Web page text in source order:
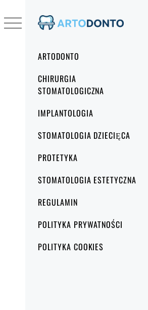
ARTODONTO
główneARTODONTO
CHIRURGIA
STOMATOLOGICZNA
IMPLANTOLOGIA
STOMATOLOGIA DZIECIĘCA
PROTETYKA
STOMATOLOGIA ESTETYCZNA
REGULAMIN
POLITYKA PRYWATNOŚCI
POLITYKA COOKIES